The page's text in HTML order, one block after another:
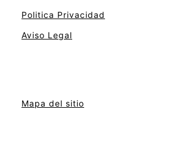
Politica Privacidad
Aviso Legal
Mapa del sitio